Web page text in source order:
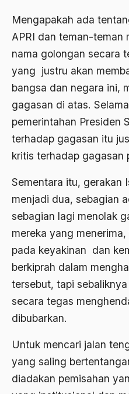
Mengapakah ada
APRI dan teman-teman
nama golongan secara
yang justru akan
bangsa dan negara ini,
gagasan di atas.
pemerintahan Presiden
terhadap gagasan itu
kritis terhadap gagasan
Sementara itu, gerakan
menjadi dua, sebagian
sebagian lagi menolak
mereka yang
pada keyakinan dan
berkiprah dalam
tersebut, tapi
secara tegas
dibubarkan.
Untuk mencari jalan
yang saling
diadakan pemisahan
Agama Terang
Agenda Nasional
Agraria
agraris
Agum Gumelar
Agus Miftah
Ahimsa
Ahli
ahli fikih
Ahli Ilmu Agama
Ahli waris
ahlul sunnah wal jamaah
Ahlussunnah
Ahmad Benbella
Ahmad Daudy